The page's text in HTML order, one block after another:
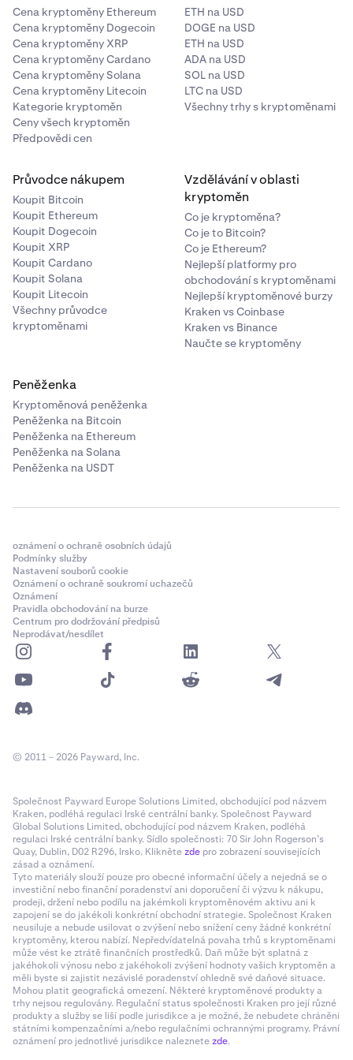
také obdrželi e-mail s předmětemZabezpečení
Kraken – Obnovení hesla bylo úspěšné (Kraken
Security - Password Reset Successful)
změnu potvrdí. Nyní se můžete pomocí nového hesla
přihlásit ke svému účtu .
Resetovat heslo
Pokud výše uvedené kroky nepomohly, obraťte se na
náštým podpory
která obsahují alespoň jedno číslo. Pokud chcete
pokračovat, přidejte do svého hesla číslo.
Doporučujeme používat osvědčeného správce
hesel, který vám pomůže vygenerovat
a zapamatovat si bezpečné heslo.
•
Zobrazuje se mi zpráva „Vaše heslo musí obsahovat
alespoň jeden speciální znak“.
která obsahují alespoň jeden speciální znak. Pokud
chcete pokračovat, přidejte do svého hesla speciální
znak. Můžete si vybrat z následujících znaků:
!"#$%&'()*+,-./:;<=>?@[\]^_`{}~.
Doporučujeme používat osvědčeného správce
hesel, který vám pomůže vygenerovat
a zapamatovat si bezpečné heslo.
Zobrazuje se mi zpráva „Hesla se neshodují“
Jedno ze dvou zadaných hesel se neshoduje
bezpečném místě. Doporučujeme používat
osvědčeného správce hesel, který vám pomůže
vygenerovat a zapamatovat si bezpečné heslo.
hlavní klíč do příslušného pole. Mám hlavní klíč, ale
nepamatuji si ho nebo k němu již nemám přístup. Pro
získání pomoci od našeho týmu podpory prosím
odešlete žádost o podporu
Cena kryptoměny Ethereum
Cena kryptoměny Dogecoin
Cena kryptoměny XRP
Cena kryptoměny Cardano
Cena kryptoměny Solana
Cena kryptoměny Litecoin
Kategorie kryptoměn
Ceny všech kryptoměn
Předpovědi cen
ETH na USD
DOGE na USD
ETH na USD
ADA na USD
SOL na USD
LTC na USD
Všechny trhy s kryptoměnami
Průvodce nákupem
Koupit Bitcoin
Koupit Ethereum
Koupit Dogecoin
Koupit XRP
Koupit Cardano
Koupit Solana
Koupit Litecoin
Všechny průvodce
kryptoměnami
Vzdělávání v oblasti
kryptoměn
Co je kryptoměna?
Co je to Bitcoin?
Co je Ethereum?
Nejlepší platformy pro
obchodování s kryptoměnami
Nejlepší kryptoměnové burzy
Kraken vs Coinbase
Kraken vs Binance
Naučte se kryptoměny
Peněženka
Kryptoměnová peněženka
Peněženka na Bitcoin
Peněženka na Ethereum
Peněženka na Solana
Peněženka na USDT
oznámení o ochraně osobních údajů
Podmínky služby
Nastavení souborů cookie
Oznámení o ochraně soukromí uchazečů
Oznámení
Pravidla obchodování na burze
Centrum pro dodržování předpisů
Neprodávat/nesdílet
© 2011 – 2026 Payward, Inc.
Společnost Payward Europe Solutions Limited, obchodující pod názvem
Kraken, podléhá regulaci Irské centrální banky. Společnost Payward
Global Solutions Limited, obchodující pod názvem Kraken, podléhá
regulaci Irské centrální banky. Sídlo společnosti: 70 Sir John Rogerson’s
Quay, Dublin, D02 R296, Irsko. Kliknětezde pro zobrazení souvisejících
zásad a oznámení.
Tyto materiály slouží pouze pro obecné informační účely a nejedná se o
investiční nebo finanční poradenství ani doporučení či výzvu k nákupu,
prodeji, držení nebo podílu na jakémkoli kryptoměnovém aktivu ani k
zapojení se do jakékoli konkrétní obchodní strategie. Společnost Kraken
neusiluje a nebude usilovat o zvýšení nebo snížení ceny žádné konkrétní
kryptoměny, kterou nabízí. Nepředvídatelná povaha trhů s kryptoměnami
může vést ke ztrátě finančních prostředků. Daň může být splatná z
jakéhokoli výnosu nebo z jakéhokoli zvýšení hodnoty vašich kryptoměn a
měli byste si zajistit nezávislé poradenství ohledně své daňové situace.
Mohou platit geografická omezení. Některé kryptoměnové produkty a
trhy nejsou regulovány. Regulační status společnosti Kraken pro její různé
produkty a služby se liší podle jurisdikce a je možné, že nebudete chráněni
státními kompenzačními a/nebo regulačními ochrannými programy. Právní
oznámení pro jednotlivé jurisdikce naleznetezde.